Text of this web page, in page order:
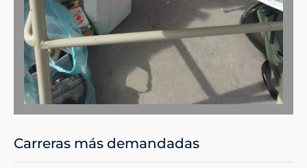
Carreras más demandadas